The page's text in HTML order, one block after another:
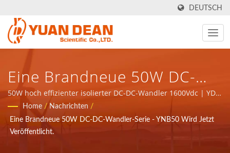
DEUTSCH
Eine Brandneue 50W DC-
DC-Wandlerserie -YNB50 Ist
Jetzt Erschienen - ISO
9001/ISO 14001/IATF 16949
50W hoch effizienter isolierter DC-DC-Wandler 1600Vdc | YDS
wurde 1990 in Tainan, Taiwan gegründet und unsere Fabrik
Ho Mao Electronics wurde 1995 in Xiamen, China gegründet.
Wir sind der führende Elektronikhersteller mit ISO 9001, ISO
Home / Nachrichten /
Eine Brandneue 50W DC-DC-Wandler-Serie - YNB50 Wird Jetzt
Veröffentlicht.